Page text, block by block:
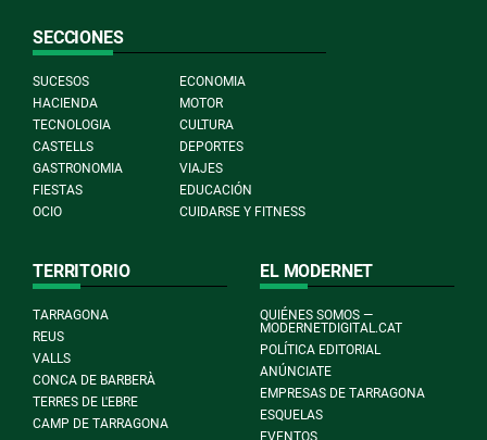
SECCIONES
SUCESOS
ECONOMIA
HACIENDA
MOTOR
TECNOLOGIA
CULTURA
CASTELLS
DEPORTES
GASTRONOMIA
VIAJES
FIESTAS
EDUCACIÓN
OCIO
CUIDARSE Y FITNESS
TERRITORIO
TARRAGONA
REUS
VALLS
CONCA DE BARBERÀ
TERRES DE L'EBRE
CAMP DE TARRAGONA
EL MODERNET
QUIÉNES SOMOS —
MODERNETDIGITAL.CAT
POLÍTICA EDITORIAL
ANÚNCIATE
EMPRESAS DE TARRAGONA
ESQUELAS